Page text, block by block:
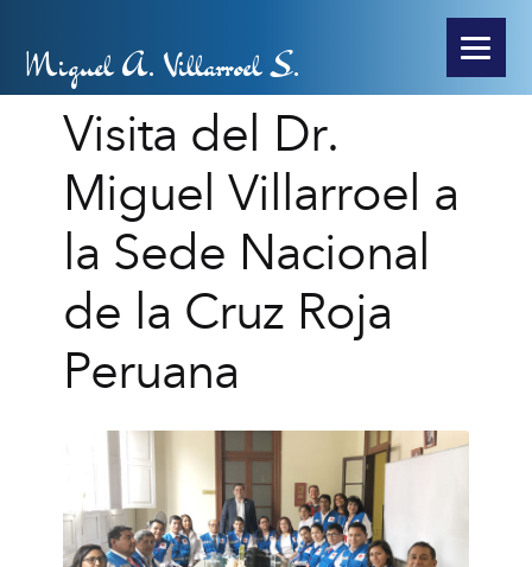
Miguel A. Villarroel S.
Visita del Dr.
Miguel Villarroel a
la Sede Nacional
de la Cruz Roja
Peruana